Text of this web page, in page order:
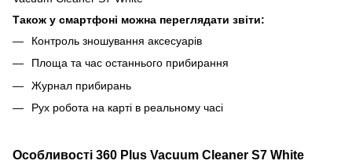
Також у смартфоні можна переглядати звіти:
Контроль зношування аксесуарів
Площа та час останнього прибирання
Журнал прибирань
Рух робота на карті в реальному часі
Особливості 360 Plus Vacuum Cleaner S7 White